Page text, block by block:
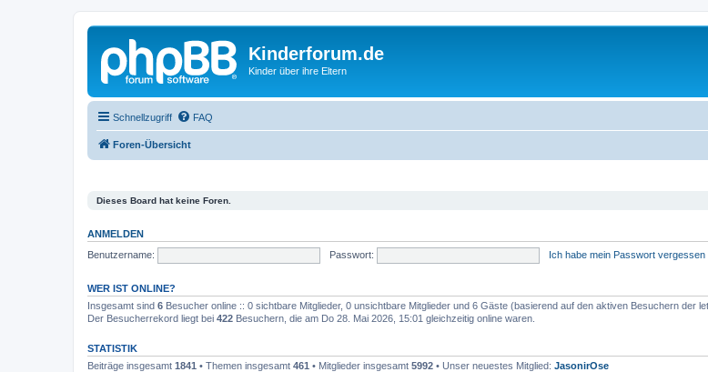
Kinderforum.de
Kinder über ihre Eltern
Schnellzugriff FAQ
Foren-Übersicht
Dieses Board hat keine Foren.
ANMELDEN
Benutzername:
Passwort: Ich habe mein Passwort vergessen
WER IST ONLINE?
Insgesamt sind 6 Besucher online :: 0 sichtbare Mitglieder, 0 unsichtbare Mitglieder und 6 Gäste (basierend auf den aktiven Besuchern der
Der Besucherrekord liegt bei 422 Besuchern, die am Do 28. Mai 2026, 15:01 gleichzeitig online waren.
STATISTIK
Beiträge insgesamt 1841 • Themen insgesamt 461 • Mitglieder insgesamt 5992 • Unser neuestes Mitglied: JasonirOse